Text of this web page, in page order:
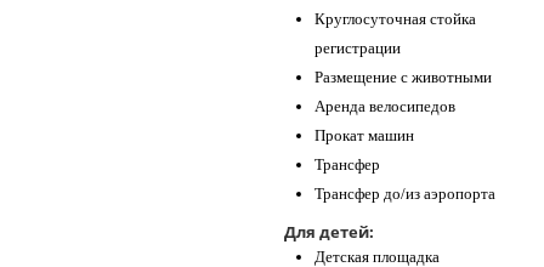
Круглосуточная стойка
регистрации
Размещение с животными
Аренда велосипедов
Прокат машин
Трансфер
Трансфер до/из аэропорта
Для детей:
Детская площадка